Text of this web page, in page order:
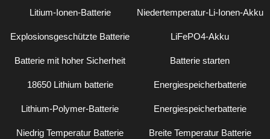
Litium-Ionen-Batterie Niedertemperatur-Li-Ionen-Akku
Explosionsgeschützte Batterie LiFePO4-Akku
Batterie mit hoher Sicherheit Batterie starten
18650 Lithium batterie Energiespeicherbatterie
Lithium-Polymer-Batterie Energiespeicherbatterie
Niedrig Temperatur Batterie Breite Temperatur Batterie